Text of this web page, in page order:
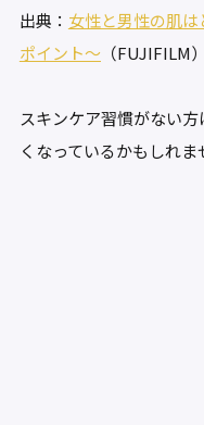
出典： 女性と男性の肌
ポイント～（FUJIFILM）
スキンケア習慣がない
くなっているかもしれま